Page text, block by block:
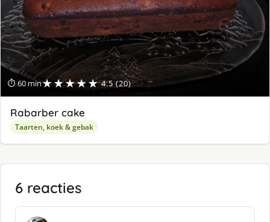
⏱ 60 min★★★★★ 4.5 (20)
Rabarber cake
Taarten, koek & gebak
6 reacties